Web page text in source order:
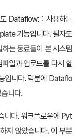
Dataflow를 사용하는
기능입니다. 필자도
는 동료들이 본 시스템
일과 업로드를 다시 할
입니다. 덕분에 Dataflo
니다.
니다. 워크플로우에 Pyt
지 않았습니다. 이 부분